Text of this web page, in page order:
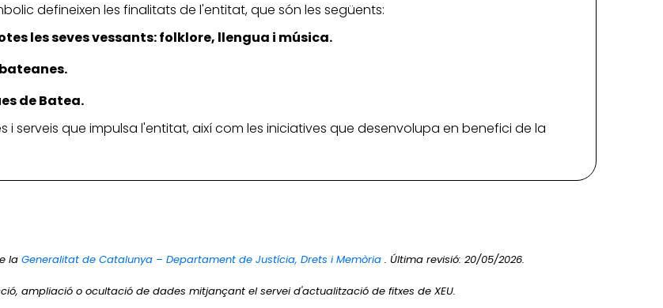
defineixen les finalitats de l'entitat, que són les següents:
les seves vessants: folklore, llengua i música.
de Batea.
serveis que impulsa l'entitat, així com les iniciatives que desenvolupa en benefici de la
la Generalitat de Catalunya – Departament de Justícia, Drets i Memòria . Última revisió: 20/05/2026.
ampliació o ocultació de dades mitjançant el servei d'actualització de fitxes de XEU.